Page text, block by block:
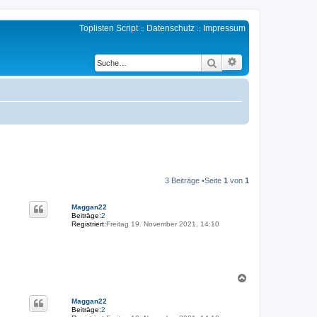
Toplisten Script:: Datenschutz :: Impressum
Suche
3 Beiträge •Seite 1 von 1
Maggan22
Beiträge:2
Registriert:Freitag 19. November 2021, 14:10
Maggan22
Beiträge:2